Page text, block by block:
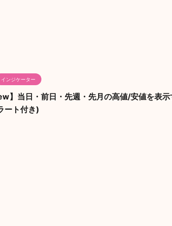
インジケーター
】当日・前日・先週・先月の高値/安値を表
ート付き)